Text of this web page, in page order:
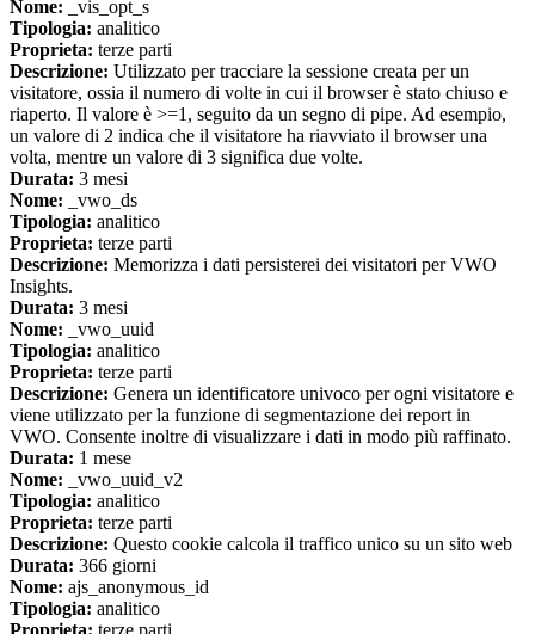
Nome: _vis_opt_s
Tipologia: analitico
Proprieta: terze parti
Descrizione: Utilizzato per tracciare la sessione creata per un
visitatore, ossia il numero di volte in cui il browser è stato chiuso e
riaperto. Il valore è >=1, seguito da un segno di pipe. Ad esempio,
un valore di 2 indica che il visitatore ha riavviato il browser una
volta, mentre un valore di 3 significa due volte.
Durata: 3 mesi
Nome: _vwo_ds
Tipologia: analitico
Proprieta: terze parti
Descrizione: Memorizza i dati persisterei dei visitatori per VWO
Insights.
Durata: 3 mesi
Nome: _vwo_uuid
Tipologia: analitico
Proprieta: terze parti
Descrizione: Genera un identificatore univoco per ogni visitatore e
viene utilizzato per la funzione di segmentazione dei report in
VWO. Consente inoltre di visualizzare i dati in modo più raffinato.
Durata: 1 mese
Nome: _vwo_uuid_v2
Tipologia: analitico
Proprieta: terze parti
Descrizione: Questo cookie calcola il traffico unico su un sito web
Durata: 366 giorni
Nome: ajs_anonymous_id
Tipologia: analitico